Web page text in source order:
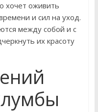
хочет оживить
и сил на уход.
между собой и с
их красоту